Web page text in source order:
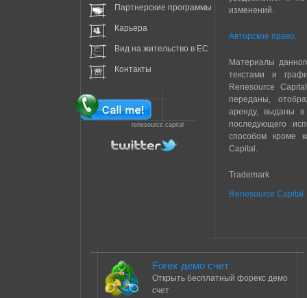
изменений.
Авторское право.
Материалы
текстами и
Renesource
переданы,
аренду, выданы в
последующего
способом кроме
Capital.
Trademark
Renesource Capital
Партнерские программы
Карьера
Вид на жительство в EC
Контакты
renesource.capital
Forex демо счет
Открыть бесплатный форекс демо
счет